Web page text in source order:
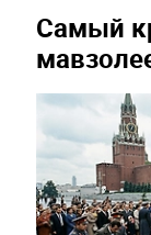
Самый